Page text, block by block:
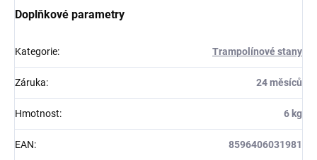
Doplňkové parametry
Kategorie: Trampolínové stany
Záruka: 24 měsíců
Hmotnost: 6 kg
EAN: 8596406031981